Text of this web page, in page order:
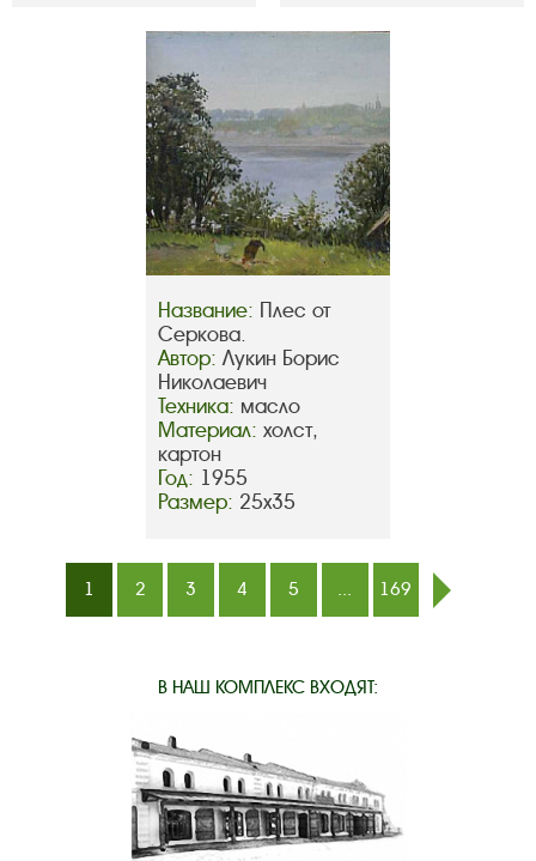
Название: Плес от
Серкова.
Автор: Лукин Борис
Николаевич
Техника: масло
Материал: холст,
картон
Год: 1955
Размер: 25х35
1 2 3 4 5 ...
169
В НАШ КОМПЛЕКС ВХОДЯТ: